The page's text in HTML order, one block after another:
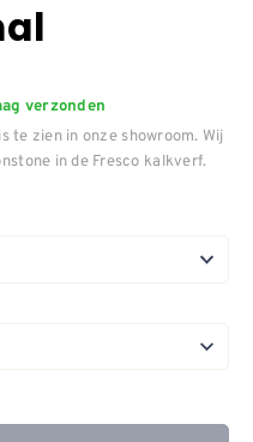
verzonden
te zien in onze showroom. Wij
in de Fresco kalkverf.